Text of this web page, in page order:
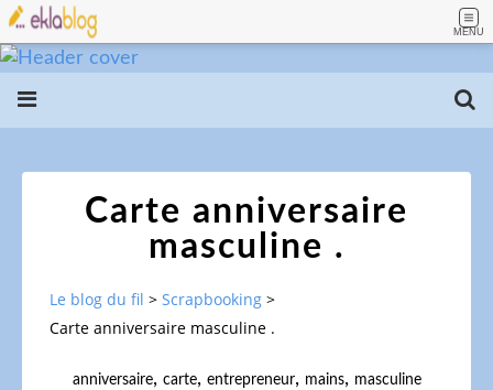
MENU
Carte anniversaire
masculine .
Le blog du fil > Scrapbooking >
Carte anniversaire masculine .
anniversaire, carte, entrepreneur, mains, masculine